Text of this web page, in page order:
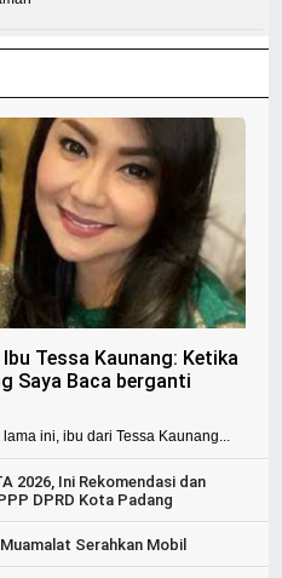
Tessa Kaunang: Ketika
Saya Baca berganti
ini, ibu dari Tessa Kaunang...
2026, Ini Rekomendasi dan
DPRD Kota Padang
Serahkan Mobil